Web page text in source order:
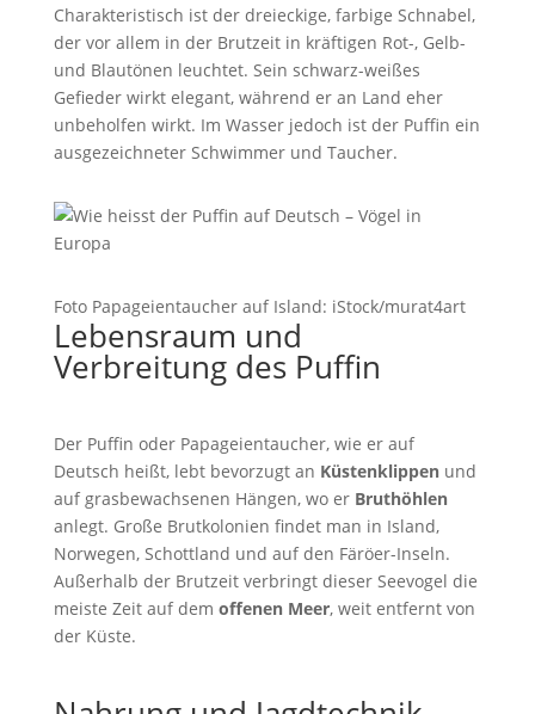
Charakteristisch ist der dreieckige, farbige Schnabel,
der vor allem in der Brutzeit in kräftigen Rot-, Gelb-
und Blautönen leuchtet. Sein schwarz-weißes
Gefieder wirkt elegant, während er an Land eher
unbeholfen wirkt. Im Wasser jedoch ist der Puffin ein
ausgezeichneter Schwimmer und Taucher.
Foto Papageientaucher auf Island: iStock/murat4art
Lebensraum und
Verbreitung des Puffin
Der Puffin oder Papageientaucher, wie er auf
Deutsch heißt, lebt bevorzugt an Küstenklippenund
auf grasbewachsenen Hängen, wo er Bruthöhlen
anlegt. Große Brutkolonien findet man in Island,
Norwegen, Schottland und auf den Färöer-Inseln.
Außerhalb der Brutzeit verbringt dieser Seevogel die
meiste Zeit auf dem offenen Meer, weit entfernt von
der Küste.